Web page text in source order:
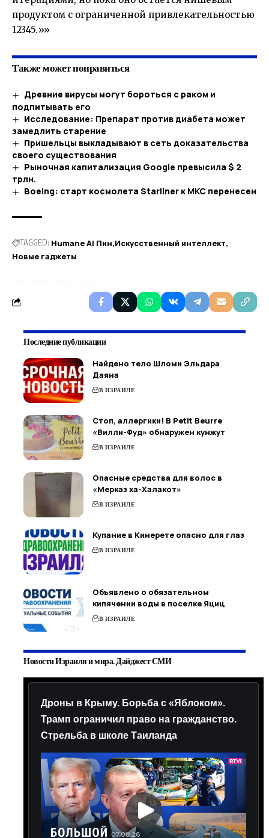
продуктом с ограниченной привлекательностью
12345.»»
Также может понравиться
Древние вирусы могут бороться с раком и
подпитывать его
Исследование: Препарат против диабета может
замедлить старение
Пришельцы выкладывают в сеть доказательства
своего существования
Рыночная капитализация Google превысила $ 2
трлн.
Boeing: старт космолета Starliner к МКС перенесен
TAGGED: Humane AI Пин Искусственный интеллект
Новые гаджеты
Последние публикации
Найдено тело Шломи Эльдара
Даяна
В ИЗРАИЛЕ
Стоп, аллергики! В Petit Beurre
«Вилли-Фуд» обнаружен кунжут
В ИЗРАИЛЕ
Опасные средства для волос в
«Мерказ ха-Халакот»
В ИЗРАИЛЕ
Купание в Кинерете опасно для глаз
В ИЗРАИЛЕ
Объявлено о обязательном
кипячении воды в поселке Яциц
В ИЗРАИЛЕ
Новости Израиля и мира. Дайджест СМИ